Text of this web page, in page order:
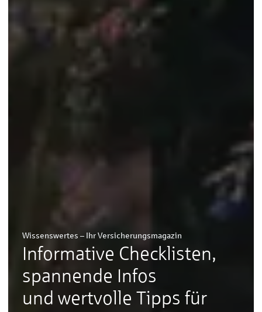
Wissenswertes – Ihr Versicherungsmagazin
Informative Checklisten,
spannende Infos
und wertvolle Tipps für